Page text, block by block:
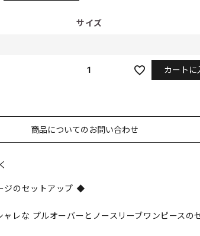
サイズ
1 カートに
商品についてのお問い合わせ
ジのセットアップ ◆
ャレな プルオーバーとノースリーブワンピースの